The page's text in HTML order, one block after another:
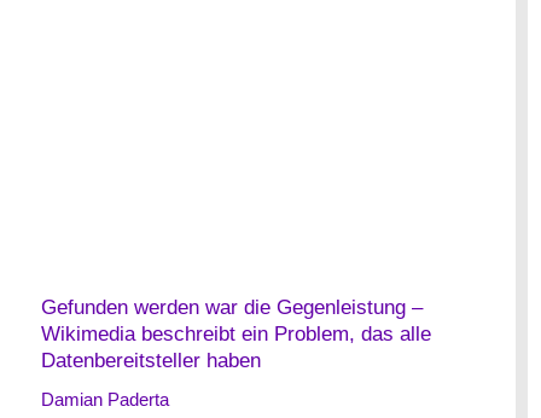
Gefunden werden war die Gegenleistung –
Wikimedia beschreibt ein Problem, das alle
Datenbereitsteller haben
Damian Paderta